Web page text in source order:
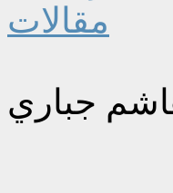
مقالات
جباري